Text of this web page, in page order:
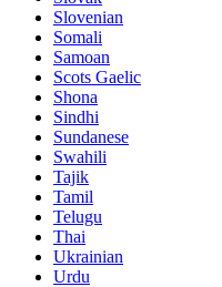
Slovenian
Somali
Samoan
Scots Gaelic
Shona
Sindhi
Sundanese
Swahili
Tajik
Tamil
Telugu
Thai
Ukrainian
Urdu